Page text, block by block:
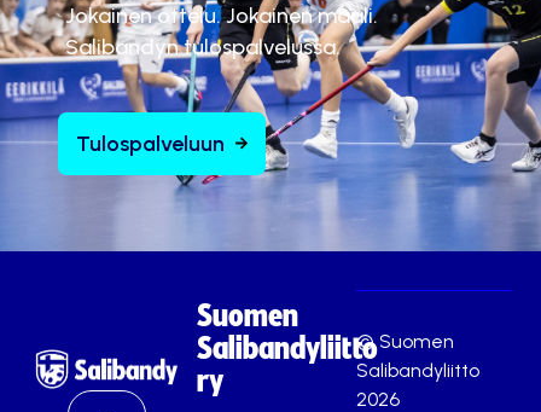
Jokainen ottelu. Jokainen maali.
Salibandyn tulospalvelussa.
Tulospalveluun
Suomen
Salibandyliitto
ry
© Suomen
Salibandyliitto
2026